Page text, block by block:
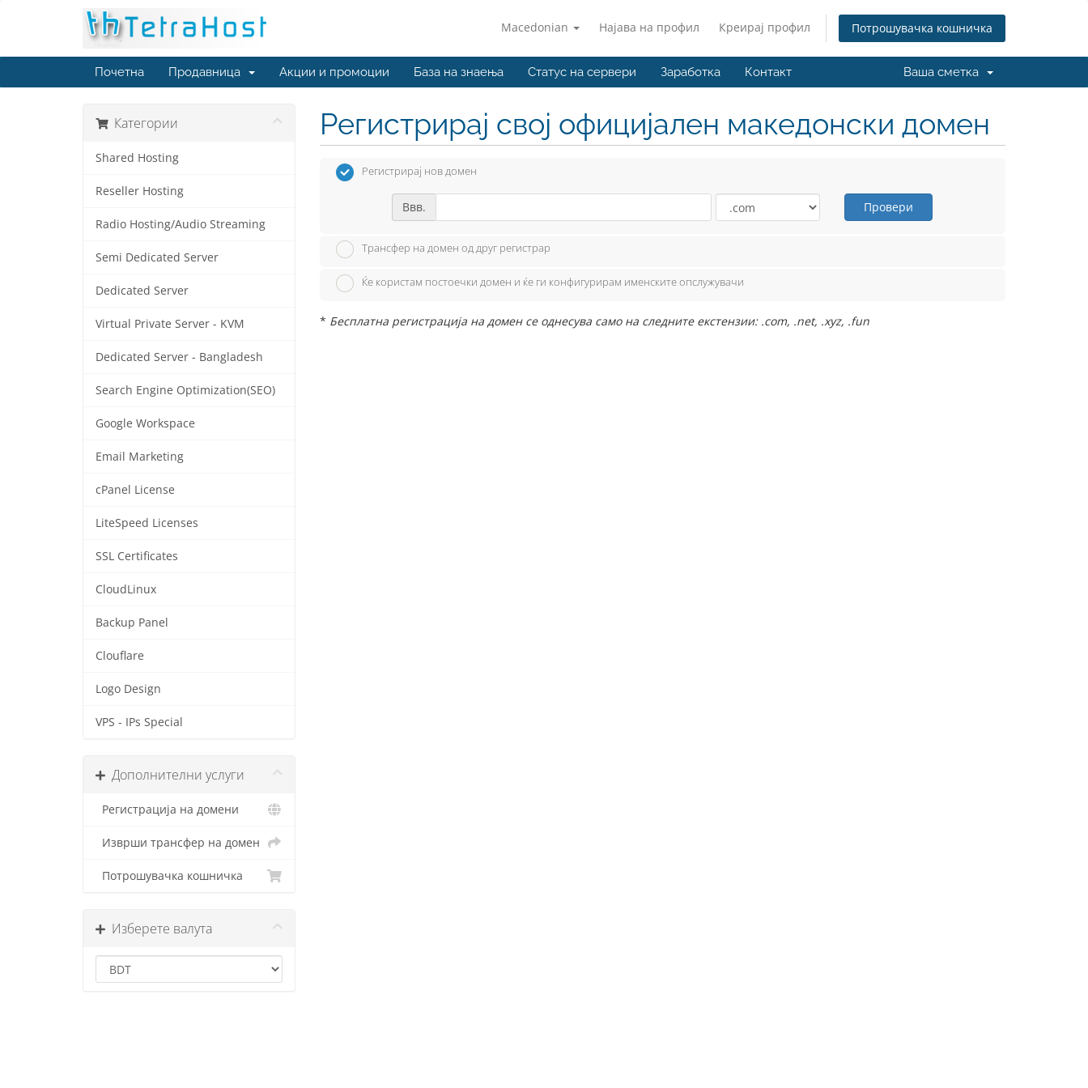
Macedonian Најава на профил Креирај профил Потрошувачка кошничка
Почетна Продавница Акции и промоции База на знаења Статус на сервери Заработка Контакт Ваша сметка
Категории
Shared Hosting
Reseller Hosting
Radio Hosting/Audio Streaming
Semi Dedicated Server
Dedicated Server
Virtual Private Server - KVM
Dedicated Server - Bangladesh
Search Engine Optimization(SEO)
Google Workspace
Email Marketing
cPanel License
LiteSpeed Licenses
SSL Certificates
CloudLinux
Backup Panel
Clouflare
Logo Design
VPS - IPs Special
Дополнителни услуги
Регистрација на домени
Изврши трансфер на домен
Потрошувачка кошничка
Изберете валута
Регистрирај свој официјален македонски домен
Регистрирај нов домен
Ввв. Провери
Трансфер на домен од друг регистрар
Ќе користам постоечки домен и ќе ги конфигурирам именските опслужувачи
* Бесплатна регистрација на домен се однесува само на следните екстензии: .com, .net, .xyz, .fun